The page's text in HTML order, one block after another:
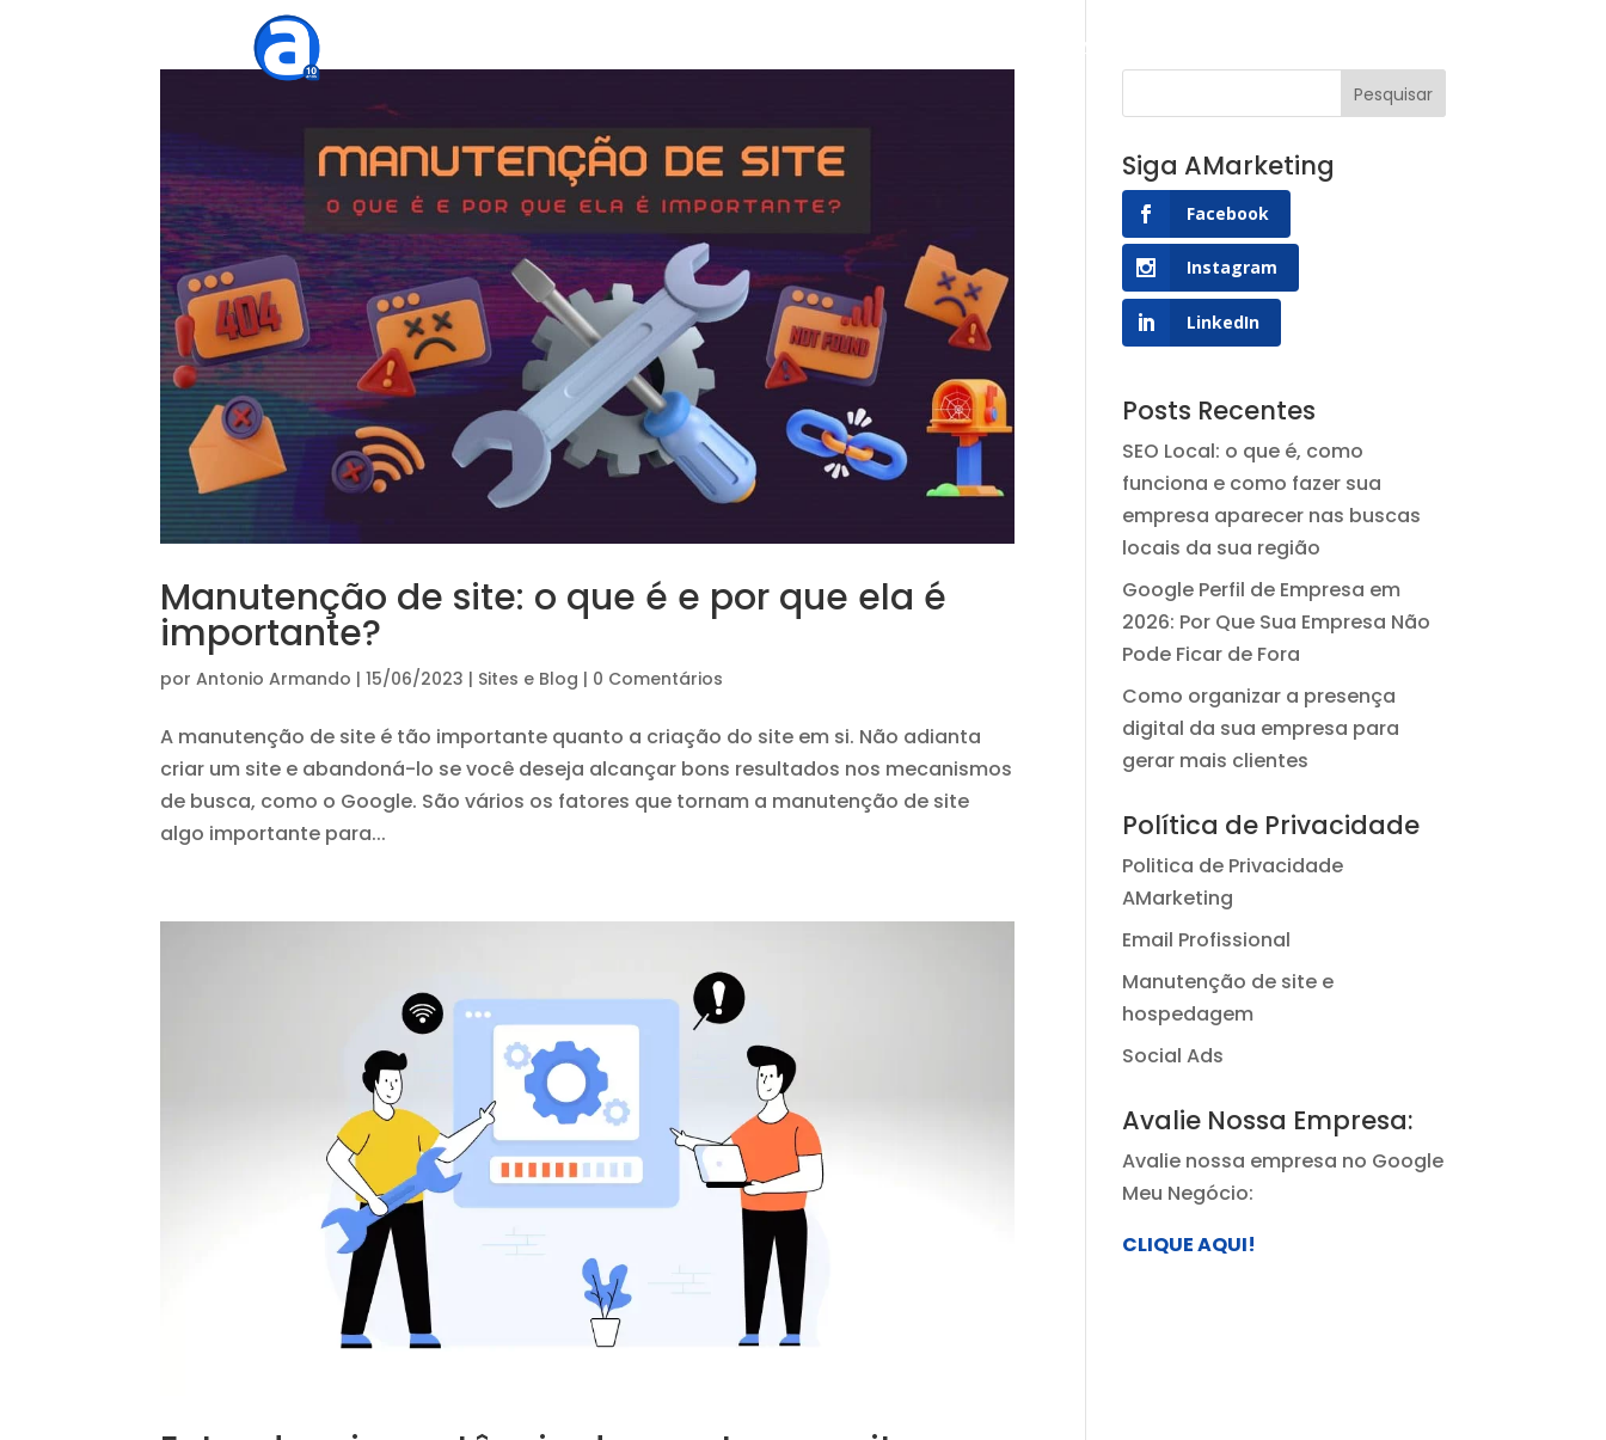
Blog AMarketing
Manutenção de site: o que é e por que ela é
importante?
porAntonio Armando |15/06/2023 | Sites e Blog | 0 Comentários
A manutenção de site é tão importante quanto a criação do site em si. Não adianta
criar um site e abandoná-lo se você deseja alcançar bons resultados nos mecanismos
de busca, como o Google. São vários os fatores que tornam a manutenção de site
algo importante para...
Siga AMarketing
Facebook
Instagram
LinkedIn
Posts Recentes
SEO Local: o que é, como
funciona e como fazer sua
empresa aparecer nas buscas
locais da sua região
Google Perfil de Empresa em
2026: Por Que Sua Empresa Não
Pode Ficar de Fora
Como organizar a presença
digital da sua empresa para
gerar mais clientes
Política de Privacidade
Politica de Privacidade
AMarketing
Email Profissional
Manutenção de site e
hospedagem
Social Ads
Avalie Nossa Empresa:
Avalie nossa empresa no Google
Meu Negócio:
CLIQUE AQUI!